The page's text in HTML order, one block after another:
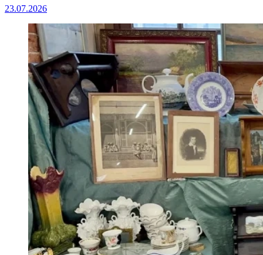
23.07.2026